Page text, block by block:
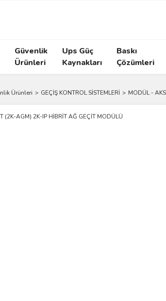
Güvenlik
Ürünleri
Ups Güç
Kaynakları
Baskı
Çözümleri
Ürünleri GEÇİŞ KONTROL SİSTEMLERİ MODÜL -